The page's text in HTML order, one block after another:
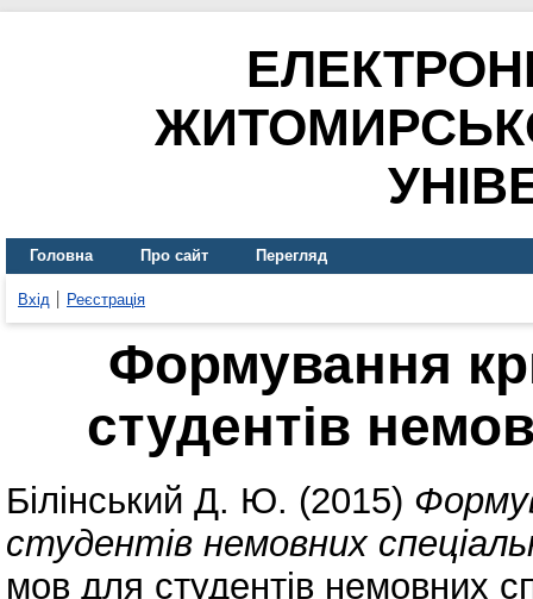
Головна Про сайт Перегляд
Вхід Реєстрація
Формування
студентів
Білінський Д. Ю. (2015)
студентів немовних
мов для студентів немовних